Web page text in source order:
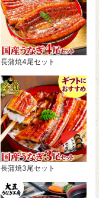
長蒲焼4尾セット
長蒲焼3尾セット